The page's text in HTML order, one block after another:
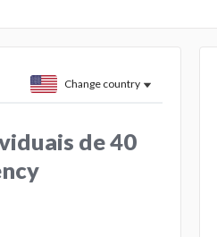
Change country
de 40